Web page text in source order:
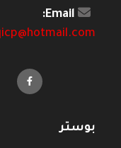
Email:
بوستر